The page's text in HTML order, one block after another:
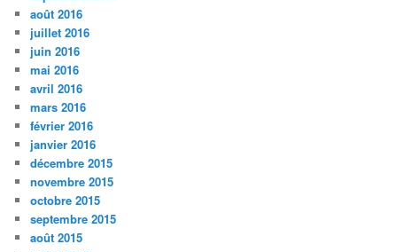
août 2016
juillet 2016
juin 2016
mai 2016
avril 2016
mars 2016
février 2016
janvier 2016
décembre 2015
novembre 2015
octobre 2015
septembre 2015
août 2015